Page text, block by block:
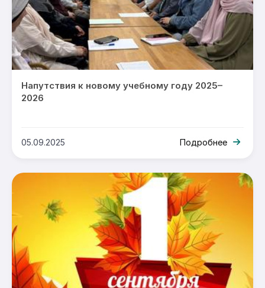
Напутствия к новому учебному году 2025–
2026
05.09.2025 Подробнее